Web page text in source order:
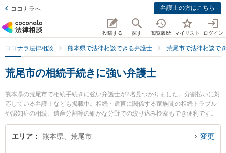
ココナラへ 弁護士の方はこちら
投稿する 探す 閲覧履歴 マイリスト ログイン
ココナラ法律相談 熊本県で法律相談できる弁護士 荒尾市で法律相談で
荒尾市の相続手続きに強い弁護士
熊本県の荒尾市で相続手続きに強い弁護士が2名見つかりました。分割払いに対
応している弁護士なども掲載中。相続・遺言に関係する家族間の相続トラブル
や認知症の相続、遺産分割等の細かな分野での絞り込み検索もでき便利です。
特に弁護士法人ひのくに 荒尾事務所の笠 賢太朗弁護士や弁護士法人ひのくに
荒尾事務所の松岡 智之弁護士のプロフィール情報や弁護士費用、強みなどが注
エリア 熊本県、荒尾市 変更